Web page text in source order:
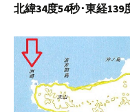
北緯34度54秒･東経139